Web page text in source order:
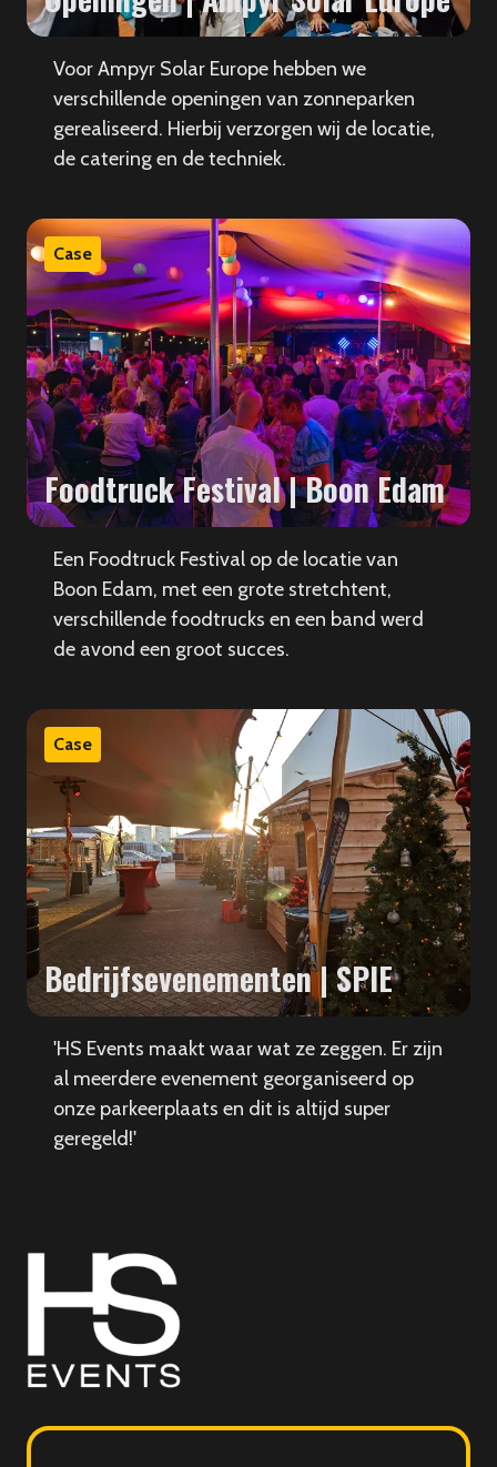
Voor Ampyr Solar Europe hebben we
verschillende openingen van zonneparken
gerealiseerd. Hierbij verzorgen wij de locatie,
de catering en de techniek.
Case
Foodtruck Festival | Boon Edam
Een Foodtruck Festival op de locatie van
Boon Edam, met een grote stretchtent,
verschillende foodtrucks en een band werd
de avond een groot succes.
Case
Bedrijfsevenementen | SPIE
'HS Events maakt waar wat ze zeggen. Er zijn
al meerdere evenement georganiseerd op
onze parkeerplaats en dit is altijd super
geregeld!'